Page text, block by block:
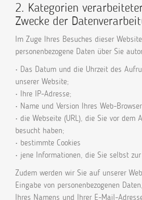
2. Kategorien
Zwecke der
Im Zuge Ihres Besuches dieser
personenbezogene Daten über Sie
• Das Datum und die Uhrzeit des
unserer Website;
• Ihre IP-Adresse;
• Name und Version Ihres Web-
• die Webseite (URL), die Sie vor dem
besucht haben;
• bestimmte Cookies
• jene Informationen, die Sie selbst
Zudem werden wir Sie auf unserer
Eingabe von personenbezogenen
Ihres Namens und Ihrer E-Mail-